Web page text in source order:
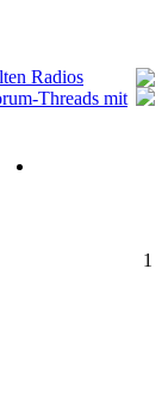
Radios
Threads mit
1